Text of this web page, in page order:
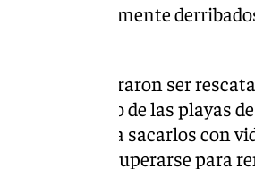
prácticamente
también lograron ser
balizamiento de las playas
al agua para sacarlos con
y recuperarse para